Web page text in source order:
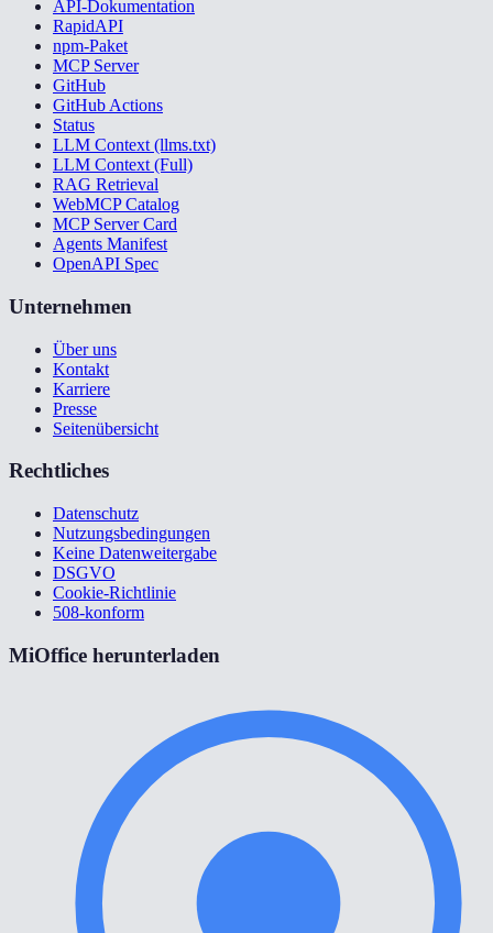
API-Dokumentation
RapidAPI
npm-Paket
MCP Server
GitHub
GitHub Actions
Status
LLM Context (llms.txt)
LLM Context (Full)
RAG Retrieval
WebMCP Catalog
MCP Server Card
Agents Manifest
OpenAPI Spec
Unternehmen
Über uns
Kontakt
Karriere
Presse
Seitenübersicht
Rechtliches
Datenschutz
Nutzungsbedingungen
Keine Datenweitergabe
DSGVO
Cookie-Richtlinie
508-konform
MiOffice herunterladen